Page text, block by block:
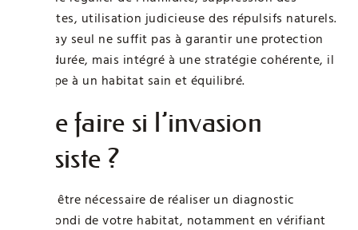
cachettes, utilisation judicieuse des répulsifs naturels.
Un spray seul ne suffit pas à garantir une protection
sur la durée, mais intégré à une stratégie cohérente, il
participe à un habitat sain et équilibré.
Que faire si l’invasion
persiste ?
Il peut être nécessaire de réaliser un diagnostic
approfondi de votre habitat, notamment en vérifiant